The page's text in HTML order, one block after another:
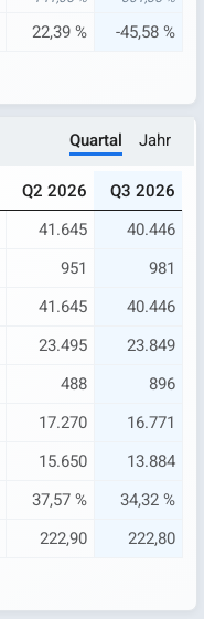
22,39 % -45,58 %
Quartal Jahr
Q2 2026
Q3 2026
41.645
40.446
951
981
41.645
40.446
23.495
23.849
488
896
17.270
16.771
15.650
13.884
37,57 %
34,32 %
222,90 222,80